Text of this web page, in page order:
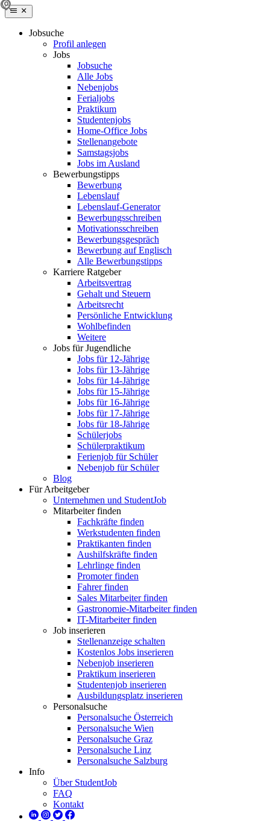
Jobsuche
Profil anlegen
Jobs
Jobsuche
Alle Jobs
Nebenjobs
Ferialjobs
Praktikum
Studentenjobs
Home-Office Jobs
Stellenangebote
Samstagsjobs
Jobs im Ausland
Bewerbungstipps
Bewerbung
Lebenslauf
Lebenslauf-Generator
Bewerbungsschreiben
Motivationsschreiben
Bewerbungsgespräch
Bewerbung auf Englisch
Alle Bewerbungstipps
Karriere Ratgeber
Arbeitsvertrag
Gehalt und Steuern
Arbeitsrecht
Persönliche Entwicklung
Wohlbefinden
Weitere
Jobs für Jugendliche
Jobs für 12-Jährige
Jobs für 13-Jährige
Jobs für 14-Jährige
Jobs für 15-Jährige
Jobs für 16-Jährige
Jobs für 17-Jährige
Jobs für 18-Jährige
Schülerjobs
Schülerpraktikum
Ferienjob für Schüler
Nebenjob für Schüler
Blog
Für Arbeitgeber
Unternehmen und StudentJob
Mitarbeiter finden
Fachkräfte finden
Werkstudenten finden
Praktikanten finden
Aushilfskräfte finden
Lehrlinge finden
Promoter finden
Fahrer finden
Sales Mitarbeiter finden
Gastronomie-Mitarbeiter finden
IT-Mitarbeiter finden
Job inserieren
Stellenanzeige schalten
Kostenlos Jobs inserieren
Nebenjob inserieren
Praktikum inserieren
Studentenjob inserieren
Ausbildungsplatz inserieren
Personalsuche
Personalsuche Österreich
Personalsuche Wien
Personalsuche Graz
Personalsuche Linz
Personalsuche Salzburg
Info
Über StudentJob
FAQ
Kontakt